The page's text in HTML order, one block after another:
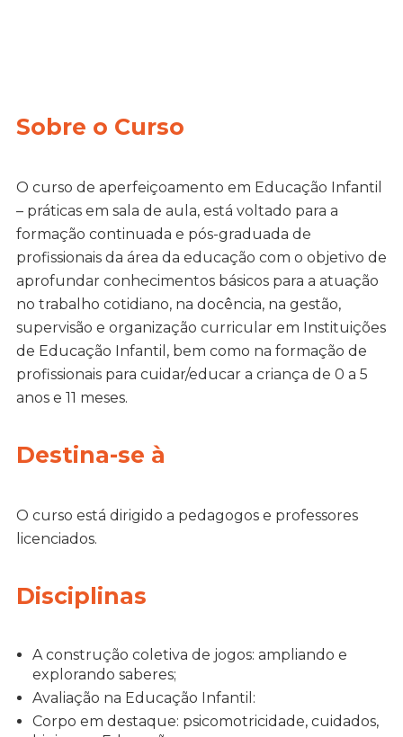
Sobre o Curso
O curso de aperfeiçoamento em Educação Infantil
– práticas em sala de aula, está voltado para a
formação continuada e pós-graduada de
profissionais da área da educação com o objetivo de
aprofundar conhecimentos básicos para a atuação
no trabalho cotidiano, na docência, na gestão,
supervisão e organização curricular em Instituições
de Educação Infantil, bem como na formação de
profissionais para cuidar/educar a criança de 0 a 5
anos e 11 meses.
Destina-se à
O curso está dirigido a pedagogos e professores
licenciados.
Disciplinas
A construção coletiva de jogos: ampliando e
explorando saberes;
Avaliação na Educação Infantil:
Corpo em destaque: psicomotricidade, cuidados,